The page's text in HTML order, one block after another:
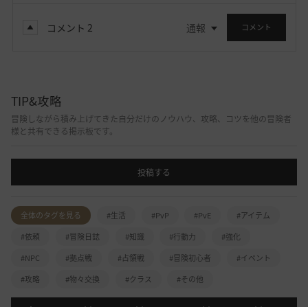
コメント 2 通報 コメント
TIP&攻略
冒険しながら積み上げてきた自分だけのノウハウ、攻略、コツを他の冒険者
様と共有できる掲示板です。
投稿する
全体のタグを見る #生活 #PvP #PvE
#アイテム
#依頼
#冒険日誌 #知識 #行動力
#強化
#NPC
#拠点戦 #占領戦 #冒険初心者
#イベント
#攻略
#物々交換 #クラス #その他